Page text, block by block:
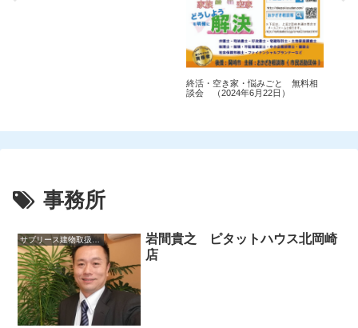
終活・空き家・悩みごと 無料相
談会 （2024年6月22日）
事務所
サブリース建物取扱主任者
岩間貴之 ピタットハウス北岡崎
店